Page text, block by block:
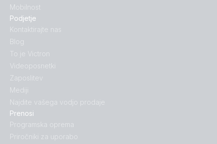
Prenosi
Programska oprema
Priročniki za uporabo
Mobilnost
Podjetje
Kontaktirajte nas
Blog
To je Victron
Videoposnetki
Zaposlitev
Mediji
Najdite vašega vodjo prodaje